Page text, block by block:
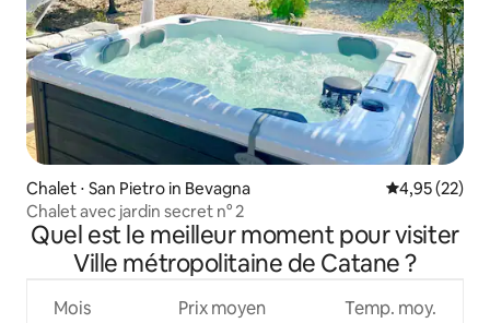
Chalet ⋅ San Pietro in Bevagna Évaluation
4,95 (22)
Chalet avec jardin secret n° 2
Quel est le meilleur moment pour visiter
Ville métropolitaine de Catane ?
Mois Prix moyen Temp. moy.